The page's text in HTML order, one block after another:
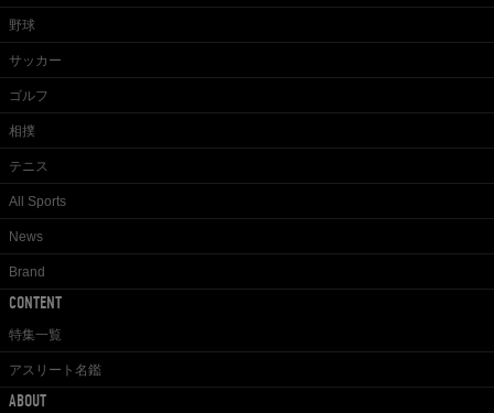
野球
サッカー
ゴルフ
相撲
テニス
All Sports
News
Brand
CONTENT
特集一覧
アスリート名鑑
ABOUT